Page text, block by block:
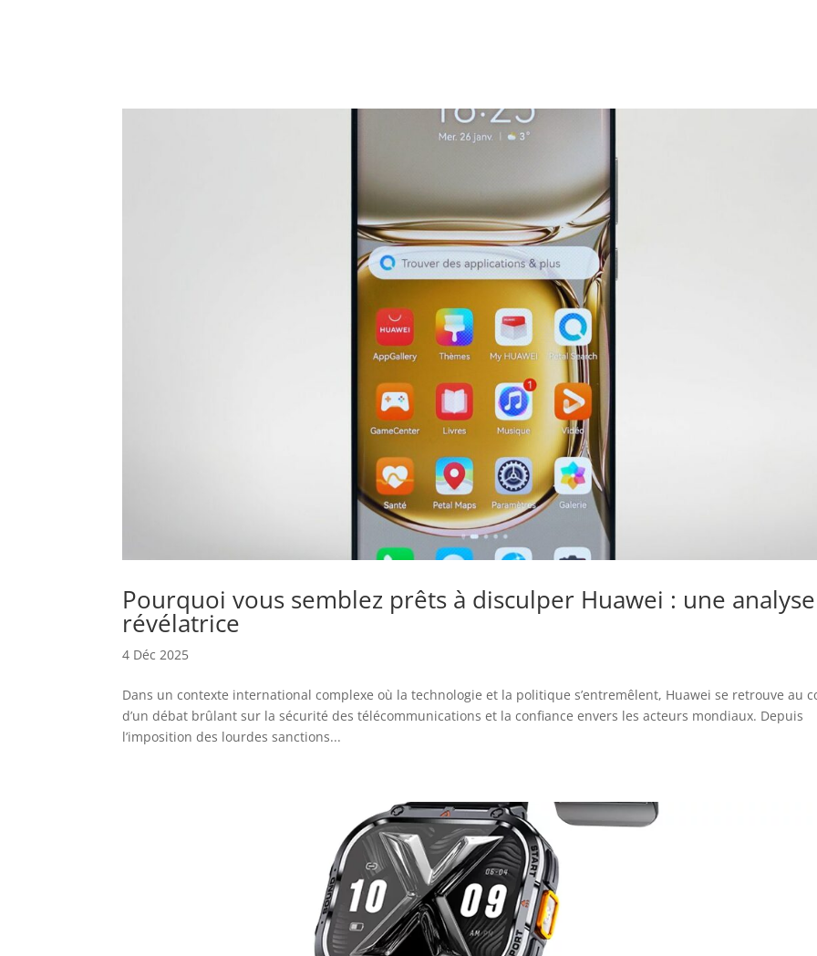
Pourquoi vous semblez prêts à disculper Huawei : une analyse
révélatrice
4 Déc 2025
Dans un contexte international complexe où la technologie et la politique s’entremêlent, Huawei se retrouve au
d’un débat brûlant sur la sécurité des télécommunications et la confiance envers les acteurs mondiaux. Depuis
l’imposition des lourdes sanctions...